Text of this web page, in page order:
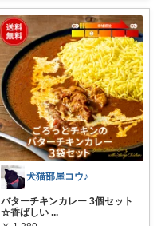
犬猫部屋コウ♪
バターチキンカレー 3個セット
☆香ばしい ...